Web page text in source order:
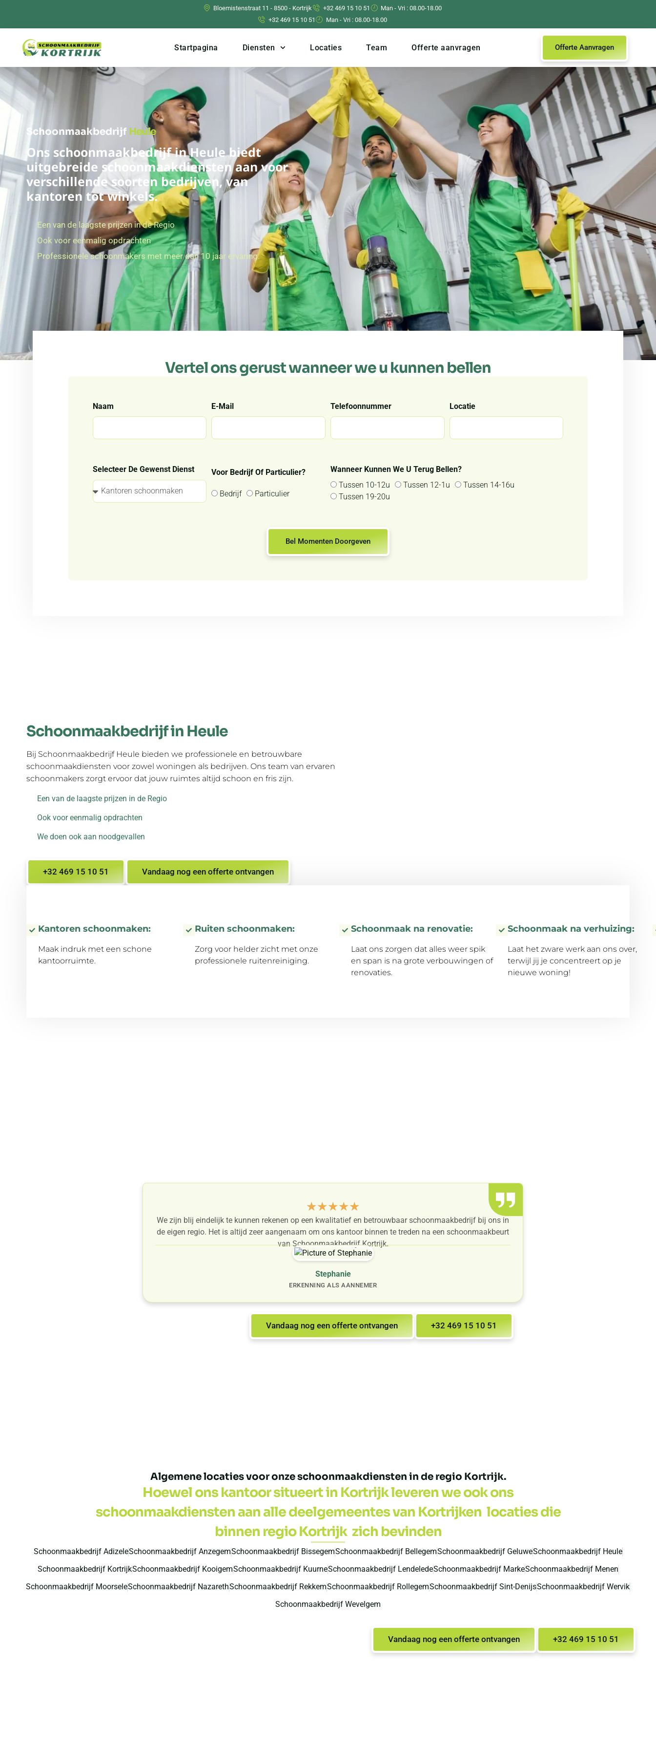
Bloemistenstraat 11 - 8500 - Kortrijk +32 469 15 10 51
Man - Vri : 08.00-18.00
+32 469 15 10 51
Man - Vri : 08.00-18.00
Startpagina Diensten Locaties Team Offerte aanvragen Offerte Aanvragen
Schoonmaakbedrijf Heule
Ons schoonmaakbedrijf in Heule biedt
uitgebreide schoonmaakdiensten aan voor
verschillende soorten bedrijven, van
kantoren tot winkels.
Een van de laagste prijzen in de Regio
Ook voor eenmalig opdrachten
Professionele schoonmakers met meer dan 10 jaar ervaring.
Vertel ons gerust wanneer we u kunnen bellen
Naam E-Mail Telefoonnummer Locatie
Selecteer De Gewenst Dienst Voor Bedrijf Of Particulier?
Bedrijf Particulier
Wanneer Kunnen We U Terug Bellen?
Tussen 10-12u
Tussen 12-1u
Tussen 14-16u
Tussen 19-20u
Bel Momenten Doorgeven
Schoonmaakbedrijf in Heule
Bij Schoonmaakbedrijf Heule bieden we professionele en betrouwbare
schoonmaakdiensten voor zowel woningen als bedrijven. Ons team van ervaren
schoonmakers zorgt ervoor dat jouw ruimtes altijd schoon en fris zijn.
Een van de laagste prijzen in de Regio
Ook voor eenmalig opdrachten
We doen ook aan noodgevallen
+32 469 15 10 51 Vandaag nog een offerte ontvangen
Kantoren schoonmaken:
Maak indruk met een schone
kantoorruimte.
Ruiten schoonmaken:
Zorg voor helder zicht met onze
professionele ruitenreiniging.
Schoonmaak na renovatie:
Laat ons zorgen dat alles weer spik
en span is na grote verbouwingen of
renovaties.
Schoonmaak na verhuizing:
Laat het zware werk aan ons over,
terwijl jij je concentreert op je
nieuwe woning!
★★★★★
We zijn blij eindelijk te kunnen rekenen op een kwalitatief en betrouwbaar schoonmaakbedrijf bij ons in
de eigen regio. Het is altijd zeer aangenaam om ons kantoor binnen te treden na een schoonmaakbeurt
van Schoonmaakbedrijf Kortrijk.
Stephanie
ERKENNING ALS AANNEMER
+32 469 15 10 51
Vandaag nog een offerte ontvangen
Algemene locaties voor onze schoonmaakdiensten in de regio Kortrijk.
Hoewel ons kantoor situeert in Kortrijk leveren we ook ons
schoonmaakdiensten aan alle deelgemeentes van Kortrijken locaties die
binnen regio Kortrijk zich bevinden
Schoonmaakbedrijf AdizeleSchoonmaakbedrijf AnzegemSchoonmaakbedrijf BissegemSchoonmaakbedrijf BellegemSchoonmaakbedrijf GeluweSchoonmaakbedrijf Heule
Schoonmaakbedrijf KortrijkSchoonmaakbedrijf KooigemSchoonmaakbedrijf KuurneSchoonmaakbedrijf LendeledeSchoonmaakbedrijf MarkeSchoonmaakbedrijf Menen
Schoonmaakbedrijf MoorseleSchoonmaakbedrijf NazarethSchoonmaakbedrijf RekkemSchoonmaakbedrijf RollegemSchoonmaakbedrijf Sint-DenijsSchoonmaakbedrijf Wervik
Schoonmaakbedrijf Wevelgem
+32 469 15 10 51
Vandaag nog een offerte ontvangen